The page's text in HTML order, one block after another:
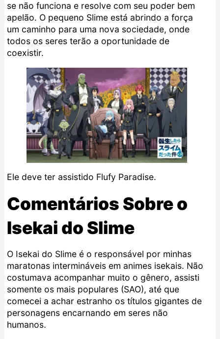
se não funciona e resolve com seu poder bem
apelão. O pequeno Slime está abrindo a força
um caminho para uma nova sociedade, onde
todos os seres terão a oportunidade de
coexistir.
Ele deve ter assistido Flufy Paradise.
Comentários Sobre o
Isekai do Slime
O Isekai do Slime é o responsável por minhas
maratonas intermináveis em animes isekais. Não
costumava acompanhar muito o gênero, assisti
somente os mais populares (SAO), até que
comecei a achar estranho os títulos gigantes de
personagens encarnando em seres não
humanos.